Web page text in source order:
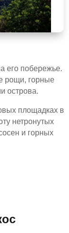
его побережье.
рощи, горные
острова.
площадках в
нетронутых
и горных